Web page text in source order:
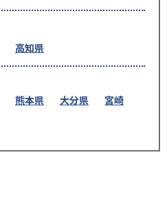
高知県
熊本県 大分県
宮崎